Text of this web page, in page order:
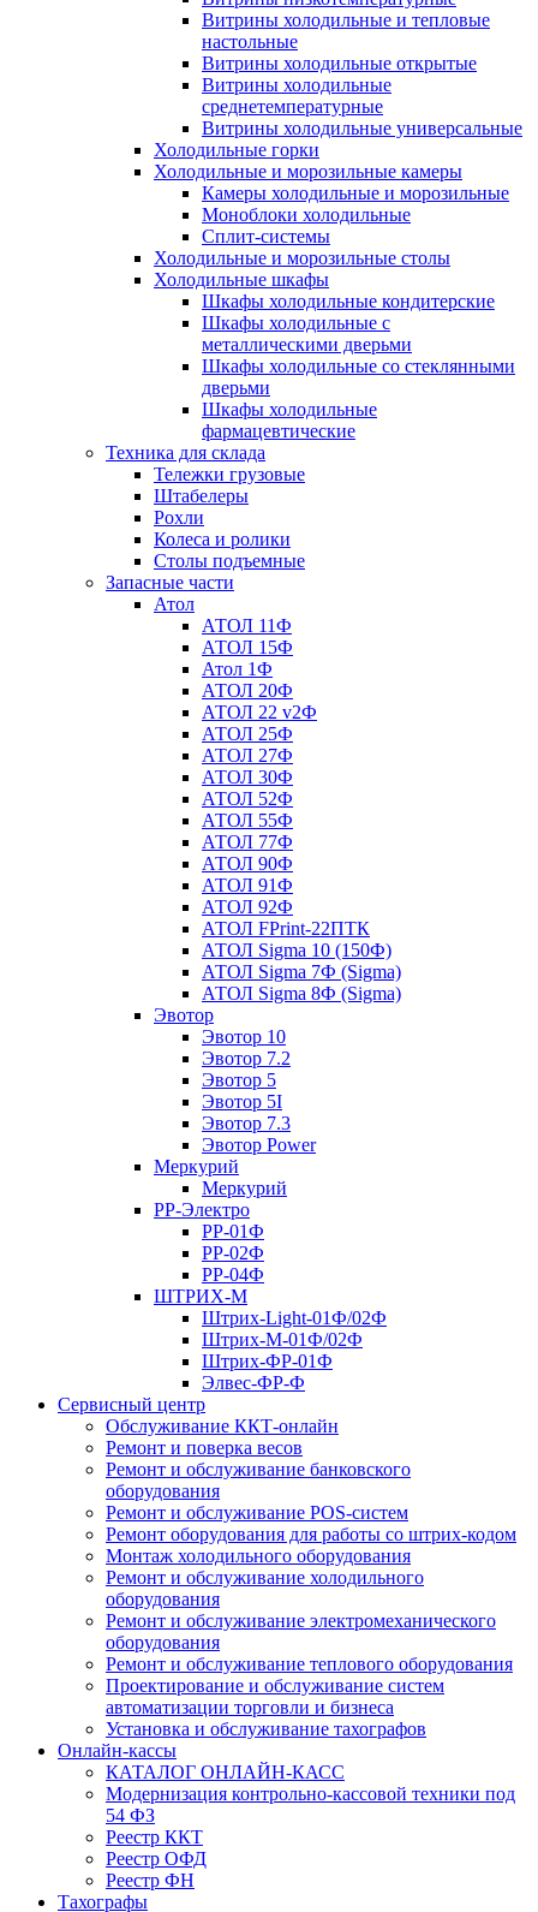
Витрины холодильные и тепловые
настольные
Витрины холодильные открытые
Витрины холодильные
среднетемпературные
Витрины холодильные универсальные
Холодильные горки
Холодильные и морозильные камеры
Камеры холодильные и морозильные
Моноблоки холодильные
Сплит-системы
Холодильные и морозильные столы
Холодильные шкафы
Шкафы холодильные кондитерские
Шкафы холодильные с
металлическими дверьми
Шкафы холодильные со стеклянными
дверьми
Шкафы холодильные
фармацевтические
Техника для склада
Тележки грузовые
Штабелеры
Рохли
Колеса и ролики
Столы подъемные
Запасные части
Атол
АТОЛ 11Ф
АТОЛ 15Ф
Атол 1Ф
АТОЛ 20Ф
АТОЛ 22 v2Ф
АТОЛ 25Ф
АТОЛ 27Ф
АТОЛ 30Ф
АТОЛ 52Ф
АТОЛ 55Ф
АТОЛ 77Ф
АТОЛ 90Ф
АТОЛ 91Ф
АТОЛ 92Ф
АТОЛ FPrint-22ПТК
АТОЛ Sigma 10 (150Ф)
АТОЛ Sigma 7Ф (Sigma)
АТОЛ Sigma 8Ф (Sigma)
Эвотор
Эвотор 10
Эвотор 7.2
Эвотор 5
Эвотор 5I
Эвотор 7.3
Эвотор Power
Меркурий
Меркурий
РР-Электро
РР-01Ф
РР-02Ф
РР-04Ф
ШТРИХ-М
Штрих-Light-01Ф/02Ф
Штрих-М-01Ф/02Ф
Штрих-ФР-01Ф
Элвес-ФР-Ф
Сервисный центр
Обслуживание ККТ-онлайн
Ремонт и поверка весов
Ремонт и обслуживание банковского
оборудования
Ремонт и обслуживание POS-систем
Ремонт оборудования для работы со штрих-кодом
Монтаж холодильного оборудования
Ремонт и обслуживание холодильного
оборудования
Ремонт и обслуживание электромеханического
оборудования
Ремонт и обслуживание теплового оборудования
Проектирование и обслуживание систем
автоматизации торговли и бизнеса
Установка и обслуживание тахографов
Онлайн-кассы
КАТАЛОГ ОНЛАЙН-КАСС
Модернизация контрольно-кассовой техники под
54 ФЗ
Реестр ККТ
Реестр ОФД
Реестр ФН
Тахографы